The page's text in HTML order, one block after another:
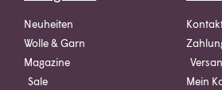
Neuheiten
Wolle & Garn
Magazine
Sale
Mein